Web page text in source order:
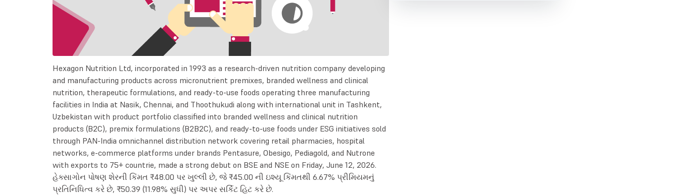
Hexagon Nutrition Ltd, incorporated in 1993 as a research-driven nutrition company developing
and manufacturing products across micronutrient premixes, branded wellness and clinical
nutrition, therapeutic formulations, and ready-to-use foods operating three manufacturing
facilities in India at Nasik, Chennai, and Thoothukudi along with international unit in Tashkent,
Uzbekistan with product portfolio classified into branded wellness and clinical nutrition
products (B2C), premix formulations (B2B2C), and ready-to-use foods under ESG initiatives sold
through PAN-India omnichannel distribution network covering retail pharmacies, hospital
networks, e-commerce platforms under brands Pentasure, Obesigo, Pediagold, and Nutrone
with exports to 75+ countrie, made a strong debut on BSE and NSE on Friday, June 12, 2026.
હેક્સાગોન પોષણ શેરની કિંમત ₹48.00 પર ખુલ્લી છે, જે ₹45.00 ની ઇશ્યૂ કિંમતથી 6.67% પ્રીમિયમનું
પ્રતિનિધિત્વ કરે છે, ₹50.39 (11.98% સુધી) પર અપર સર્કિટ હિટ કરે છે.